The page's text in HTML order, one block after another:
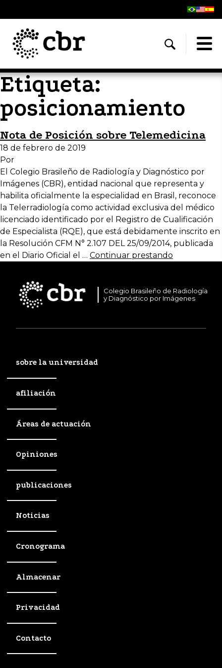
Etiqueta:
posicionamiento
Nota de Posición sobre Telemedicina
18 de febrero de 2019
Por
El Colegio Brasileño de Radiología y Diagnóstico por
Imágenes (CBR), entidad nacional que representa y
habilita oficialmente la especialidad en Brasil, reconoce
la Telerradiología como actividad exclusiva del médico
licenciado identificado por el Registro de Cualificación
de Especialista (RQE), que está debidamente inscrito en
la Resolución CFM N° 2.107 DEL 25/09/2014, publicada
en el Diario Oficial el … Continuar prestando
Colegio Brasileño de Radiología
y Diagnóstico por Imágenes
sobre la universidad
afiliación
Áreas de actuación
Opiniones
publicaciones
Noticias
Cronograma
Almacenar
Privacidad
Contacto